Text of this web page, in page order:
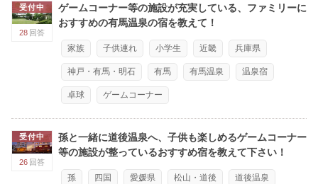
受付中
28 回答
ゲームコーナー等の施設が充実している、ファミリーに
おすすめの有馬温泉の宿を教えて！
家族 子供連れ 小学生 近畿 兵庫県
神戸・有馬・明石 有馬 有馬温泉 温泉宿
卓球 ゲームコーナー
受付中
26 回答
孫と一緒に道後温泉へ、子供も楽しめるゲームコーナー
等の施設が整っているおすすめ宿を教えて下さい！
孫 四国 愛媛県 松山・道後 道後温泉